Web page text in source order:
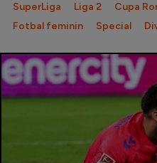
Liga 2
Echipa
U21
Fotbal
Special
SuperLiga
Liga 2 Cupa
Fotbal feminin
Special